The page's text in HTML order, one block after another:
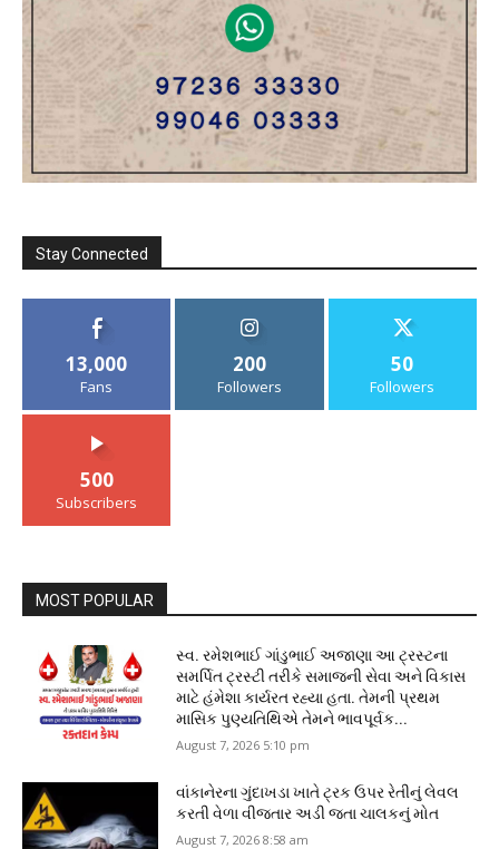
Stay Connected
13,000
Fans
200
Followers
50
Followers
500
Subscribers
MOST POPULAR
સ્વ. રમેશભાઈ ગાંડુભાઈ અજાણા આ ટ્રસ્ટના
સમર્પિત ટ્રસ્ટી તરીકે સમાજની સેવા અને વિકાસ
માટે હંમેશા કાર્યરત રહ્યા હતા. તેમની પ્રથમ
માસિક પુણ્યતિથિએ તેમને ભાવપૂર્વક...
August 7, 2026 5:10 pm
વાંકાનેરના ગુંદાખડા ખાતે ટ્રક ઉપર રેતીનું લેવલ
કરતી વેળા વીજતાર અડી જતા ચાલકનું મોત
August 7, 2026 8:58 am